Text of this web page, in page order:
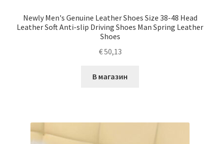
Newly Men's Genuine Leather Shoes Size 38-48 Head
Leather Soft Anti-slip Driving Shoes Man Spring Leather
Shoes
€50,13
В магазин